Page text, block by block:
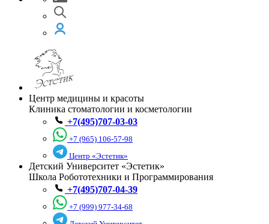
Центр медицины и красоты
Клиника стоматологии и косметологии
+7(495)707-03-03
+7 (965) 106-57-98
Центр «Эстетик»
Детский Университет «Эстетик»
Школа Робототехники и Программирования
+7(495)707-04-39
+7 (999) 977-34-68